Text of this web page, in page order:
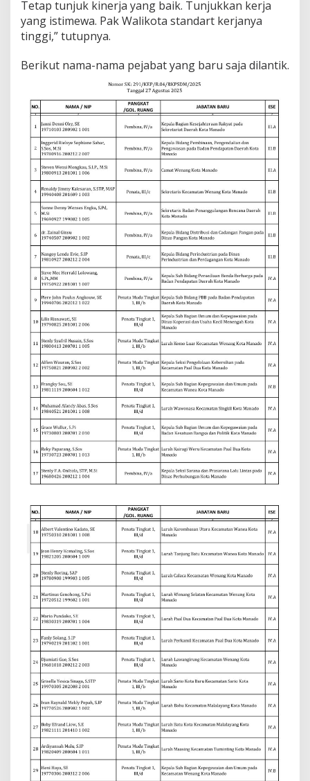
Tetap tunjuk kinerja yang baik. Tunjukkan kerja
yang istimewa. Pak Walikota standart kerjanya
tinggi,” tutupnya.
Berikut nama-nama pejabat yang baru saja dilantik.